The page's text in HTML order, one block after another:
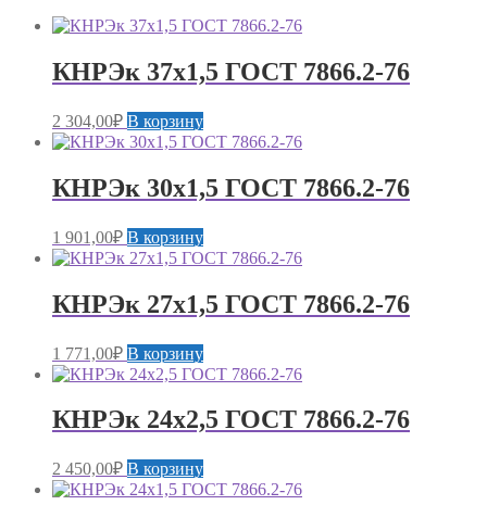
КНРЭк 37х1,5 ГОСТ 7866.2-76
2 304,00₽ В корзину
КНРЭк 30х1,5 ГОСТ 7866.2-76
1 901,00₽ В корзину
КНРЭк 27х1,5 ГОСТ 7866.2-76
1 771,00₽ В корзину
КНРЭк 24х2,5 ГОСТ 7866.2-76
2 450,00₽ В корзину